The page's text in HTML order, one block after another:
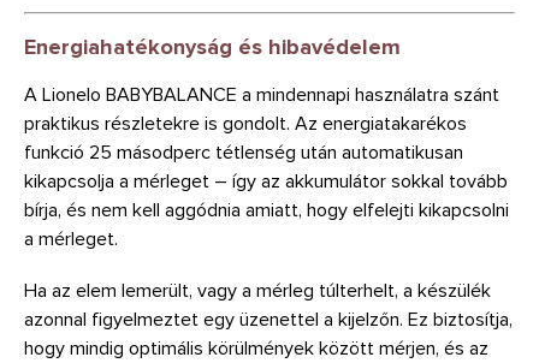
Energiahatékonyság és hibavédelem
A Lionelo BABYBALANCE a mindennapi használatra szánt
praktikus részletekre is gondolt. Az energiatakarékos
funkció 25 másodperc tétlenség után automatikusan
kikapcsolja a mérleget – így az akkumulátor sokkal tovább
bírja, és nem kell aggódnia amiatt, hogy elfelejti kikapcsolni
a mérleget.
Ha az elem lemerült, vagy a mérleg túlterhelt, a készülék
azonnal figyelmeztet egy üzenettel a kijelzőn. Ez biztosítja,
hogy mindig optimális körülmények között mérjen, és az